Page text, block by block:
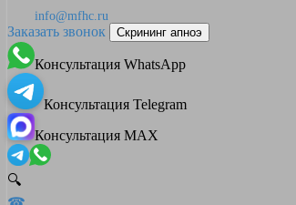
info@mfhc.ru
Заказать звонок Скрининг апноэ
Консультация WhatsApp
Консультация Telegram
Консультация MAX
🔍